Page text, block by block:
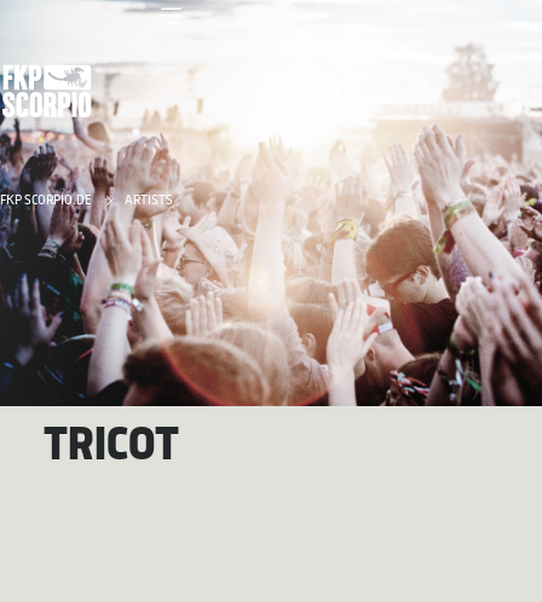
FKP SCORPIO.DE ARTISTS
TRICOT